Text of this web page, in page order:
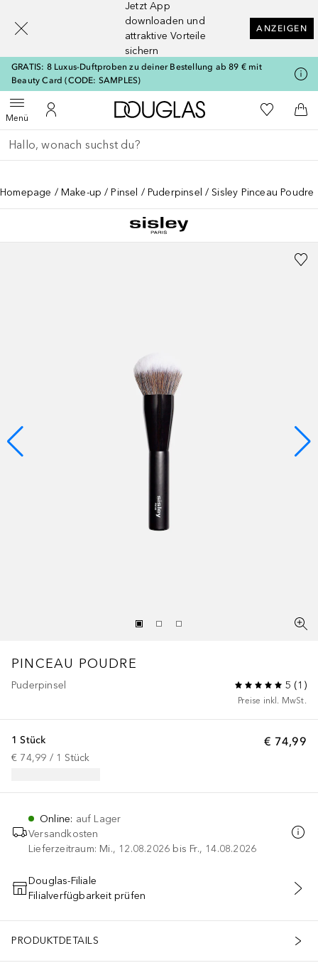
Jetzt App
downloaden und
attraktive Vorteile
sichern
ANZEIGEN
GRATIS: 8 Luxus-Duftproben zu deiner Bestellung ab 89 € mit
Beauty Card (CODE: SAMPLES)
MenüMenü öffnenZu Meinem Kundenkonto
Zur Douglas Startseite
Zu Meiner
Gehe zurück
Suche ausführen
Homepage Make-up Pinsel Puderpinsel Sisley Pinceau Poudre
PINCEAU POUDRE
Puderpinsel 5 (1 )
Preise inkl. MwSt.
€ 74,99
1 Stück
€ 74,99 / 1 Stück
Online: auf Lager
Versandkosten
Lieferzeitraum: Mi., 12.08.2026 bis Fr., 14.08.2026
IN DEN WARENKORB
Douglas-Filiale
Filialverfügbarkeit prüfen
PRODUKTDETAILS
[navigation.slideout.screenreader]